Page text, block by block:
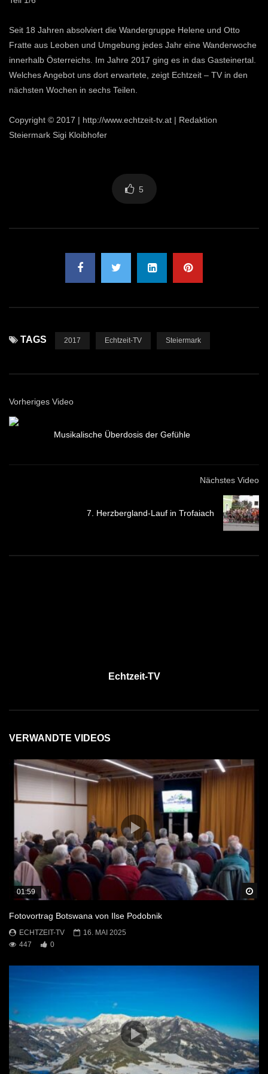
Seit 18 Jahren absolviert die Wandergruppe Helene und Otto
Fratte aus Leoben und Umgebung jedes Jahr eine Wanderwoche
innerhalb Österreichs. Im Jahre 2017 ging es in das Gasteinertal.
Welches Angebot uns dort erwartete, zeigt Echtzeit – TV in den
nächsten Wochen in sechs Teilen.
Copyright © 2017 | http://www.echtzeit-tv.at | Redaktion
Steiermark Sigi Kloibhofer
5
TAGS 2017 Echtzeit-TV Steiermark
Vorheriges Video
Musikalische Überdosis der Gefühle
Nächstes Video
7. Herzbergland-Lauf in Trofaiach
Echtzeit-TV
VERWANDTE VIDEOS
01:59
Fotovortrag Botswana von Ilse Podobnik
ECHTZEIT-TV
16. MAI 2025
447
0